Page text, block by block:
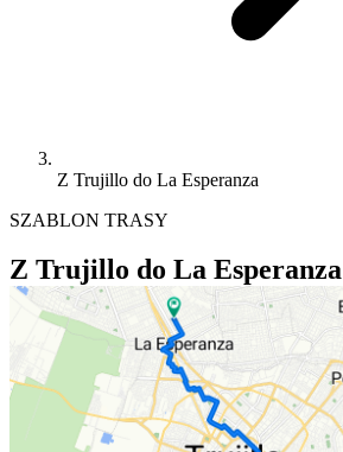
Z Trujillo do La Esperanza
SZABLON TRASY
Z Trujillo do La Esperanza